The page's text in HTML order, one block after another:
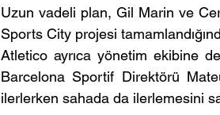
Uzun vadeli plan, Gil Marin ve
Sports City projesi
Atletico ayrıca yönetim ekibine
Barcelona Sportif Direktörü
ilerlerken sahada da ilerlemesini